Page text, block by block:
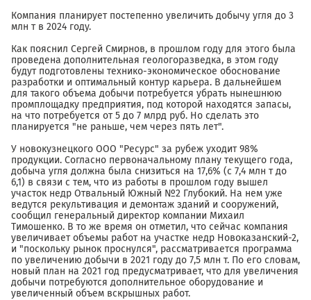
Компания планирует постепенно увеличить добычу угля до 3
млн т в 2024 году.
Как пояснил Сергей Смирнов, в прошлом году для этого была
проведена дополнительная геологоразведка, в этом году
будут подготовлены технико-экономическое обоснование
разработки и оптимальный контур карьера. В дальнейшем
для такого объема добычи потребуется убрать нынешнюю
промплощадку предприятия, под которой находятся запасы,
на что потребуется от 5 до 7 млрд руб. Но сделать это
планируется "не раньше, чем через пять лет".
У новокузнецкого ООО "Ресурс" за рубеж уходит 98%
продукции. Согласно первоначальному плану текущего года,
добыча угля должна была снизиться на 17,6% (с 7,4 млн т до
6,1) в связи с тем, что из работы в прошлом году вышел
участок недр Отвальный Южный №2 Глубокий. На нем уже
ведутся рекультивация и демонтаж зданий и сооружений,
сообщил генеральный директор компании Михаил
Тимошенко. В то же время он отметил, что сейчас компания
увеличивает объемы работ на участке недр Новоказанский-2,
и "поскольку рынок проснулся", рассматривается программа
по увеличению добычи в 2021 году до 7,5 млн т. По его словам,
новый план на 2021 год предусматривает, что для увеличения
добычи потребуются дополнительное оборудование и
увеличенный объем вскрышных работ.